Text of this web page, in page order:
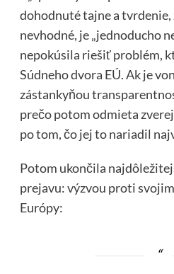
dohodnuté tajne a tvrdenie,
nevhodné, je „jednoducho
nepokúsila riešiť problém,
Súdneho dvora EÚ. Ak je
zástankyňou
prečo potom odmieta
po tom, čo jej to nariadil
Potom ukončila
prejavu: výzvou proti
Európy: